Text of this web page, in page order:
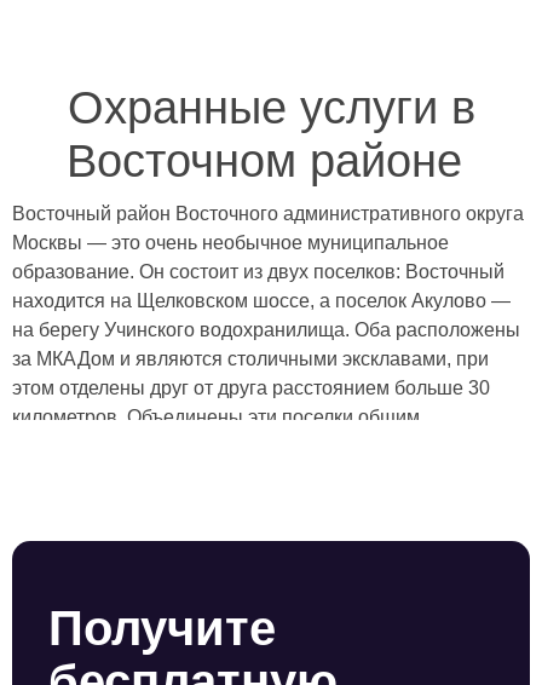
Охранные услуги в
Восточном районе
Восточный район Восточного административного округа
Москвы — это очень необычное муниципальное
образование. Он состоит из двух поселков: Восточный
находится на Щелковском шоссе, а поселок Акулово —
на берегу Учинского водохранилища. Оба расположены
за МКАДом и являются столичными эксклавами, при
этом отделены друг от друга расстоянием больше 30
километров. Объединены эти поселки общим
Охранные услуги в обоих поселках оказывает ЧОП
медицинских, образовательных и спортивных
учреждениях.
Получите